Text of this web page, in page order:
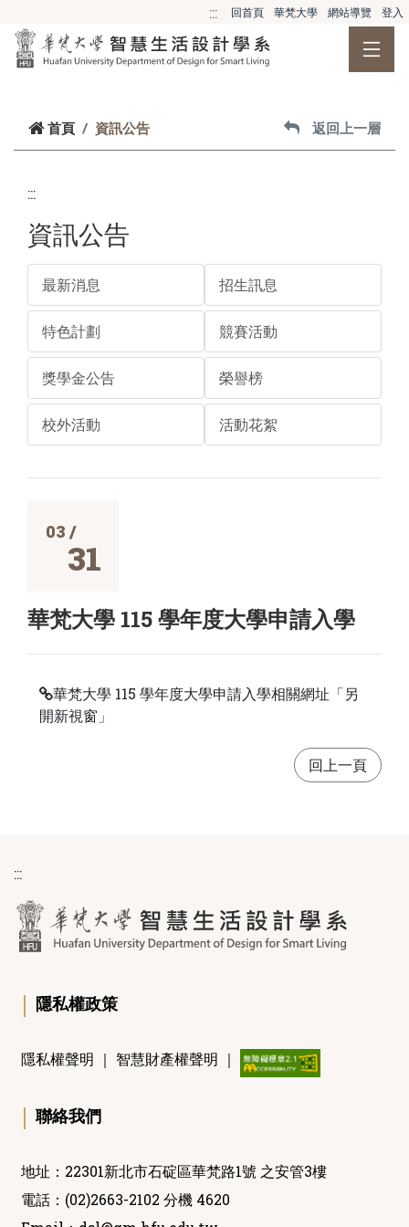
::: 回首頁 華梵大學 網站導覽 登入
首頁 資訊公告 返回上一層
:::
資訊公告
最新消息 招生訊息
特色計劃 競賽活動
獎學金公告 榮譽榜
校外活動 活動花絮
03 /
31
華梵大學 115 學年度大學申請入學
華梵大學 115 學年度大學申請入學相關網址「另
開新視窗」
:::
｜ 隱私權政策
隱私權聲明 ｜ 智慧財產權聲明 ｜
｜ 聯絡我們
地址：22301新北市石碇區華梵路1號 之安管3樓
電話：(02)2663-2102 分機 4620